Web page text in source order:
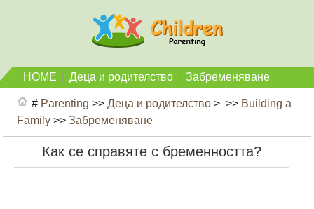
HOME Деца и родителство Забременяване
# Parenting >>Деца и родителство > >> Building a
Family >>Забременяване
Как се справяте с бременността?